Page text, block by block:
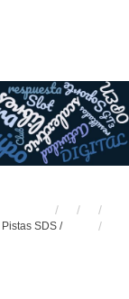
Pistas SDS /